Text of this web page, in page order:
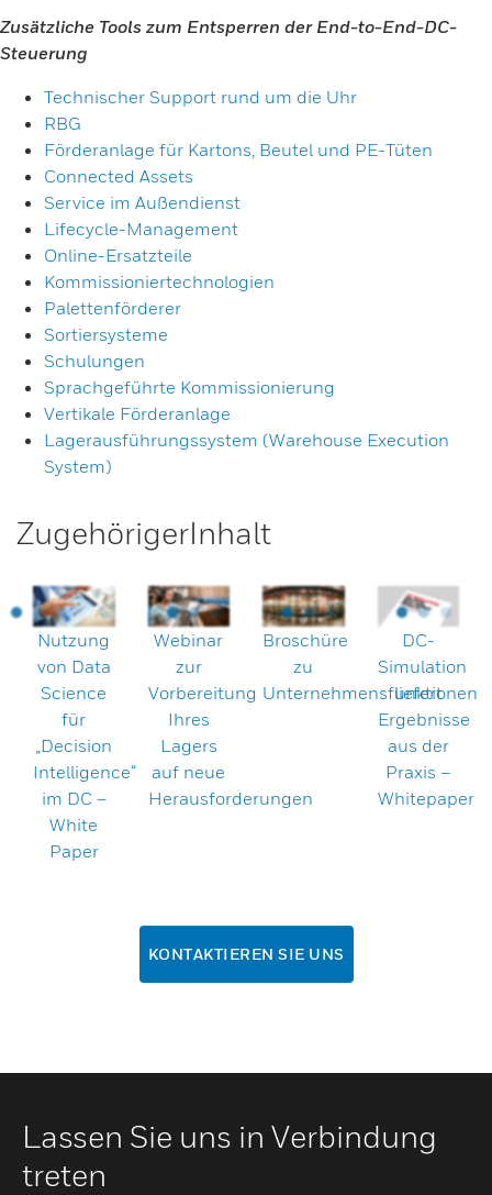
Zusätzliche Tools zum Entsperren der End-to-End-DC-
Steuerung
Technischer Support rund um die Uhr
RBG
Förderanlage für Kartons, Beutel und PE-Tüten
Connected Assets
Service im Außendienst
Lifecycle-Management
Online-Ersatzteile
Kommissioniertechnologien
Palettenförderer
Sortiersysteme
Schulungen
Sprachgeführte Kommissionierung
Vertikale Förderanlage
Lagerausführungssystem (Warehouse Execution
System)
ZugehörigerInhalt
Nutzung
von Data
Science
für
„Decision
Intelligence“
im DC –
White
Paper
Webinar
zur
Vorbereitung
Ihres
Lagers
auf neue
Herausforderungen
Broschüre
zu
Unternehmensfunktionen
DC-
Simulation
liefert
Ergebnisse
aus der
Praxis –
Whitepaper
KONTAKTIEREN SIE UNS
Lassen Sie uns in Verbindung
treten